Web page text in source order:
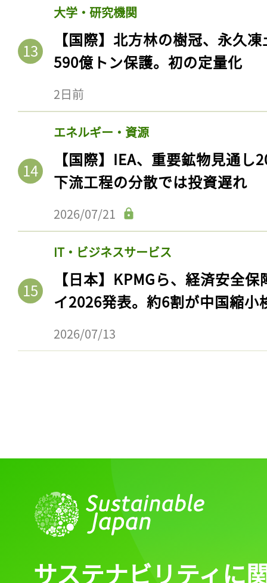
大学・研究機関
【国際】北方林の樹冠、永久
590億トン保護。初の定量化
2日前
エネルギー・資源
【国際】IEA、重要鉱物見通
下流工程の分散では投資遅れ
2026/07/21
IT・ビジネスサービス
【日本】KPMGら、経済安全
イ2026発表。約6割が中国縮小
2026/07/13
サステナビリティに